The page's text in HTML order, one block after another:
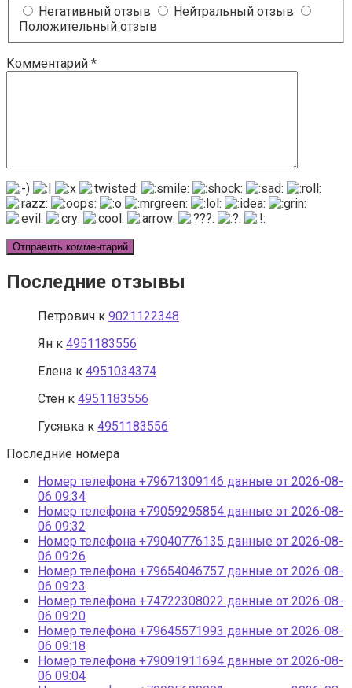
Негативный отзыв
Нейтральный отзыв
Положительный отзыв
Комментарий *
Последние отзывы
Петрович к 9021122348
Ян к 4951183556
Елена к 4951034374
Стен к 4951183556
Гусявка к 4951183556
Последние номера
Номер телефона +79671309146 данные от 2026-08-
06 09:34
Номер телефона +79059295854 данные от 2026-08-
06 09:32
Номер телефона +79040776135 данные от 2026-08-
06 09:26
Номер телефона +79654046757 данные от 2026-08-
06 09:23
Номер телефона +74722308022 данные от 2026-08-
06 09:20
Номер телефона +79645571993 данные от 2026-08-
06 09:18
Номер телефона +79091911694 данные от 2026-08-
06 09:04